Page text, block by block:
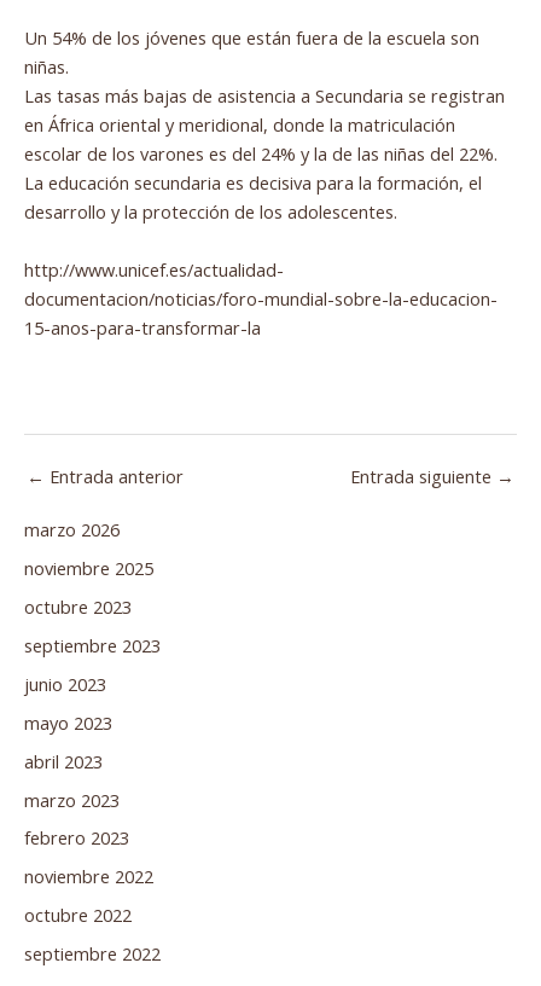
Un 54% de los jóvenes que están fuera de la escuela son
niñas.
Las tasas más bajas de asistencia a Secundaria se registran
en África oriental y meridional, donde la matriculación
escolar de los varones es del 24% y la de las niñas del 22%.
La educación secundaria es decisiva para la formación, el
desarrollo y la protección de los adolescentes.
http://www.unicef.es/actualidad-
documentacion/noticias/foro-mundial-sobre-la-educacion-
15-anos-para-transformar-la
← Entrada anterior Entrada siguiente →
marzo 2026
noviembre 2025
octubre 2023
septiembre 2023
junio 2023
mayo 2023
abril 2023
marzo 2023
febrero 2023
noviembre 2022
octubre 2022
septiembre 2022